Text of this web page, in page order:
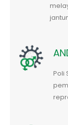
Poli